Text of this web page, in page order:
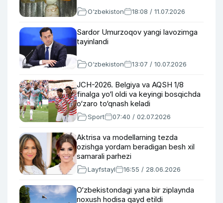
O‘zbekiston 18:08 / 11.07.2026
Sardor Umurzoqov yangi lavozimga
tayinlandi
O‘zbekiston 13:07 / 10.07.2026
JCH-2026. Belgiya va AQSH 1/8
finalga yo‘l oldi va keyingi bosqichda
o‘zaro to‘qnash keladi
Sport 07:40 / 02.07.2026
Aktrisa va modellarning tezda
ozishga yordam beradigan besh xil
samarali parhezi
Layfstayl 16:55 / 28.06.2026
O‘zbekistondagi yana bir ziplaynda
noxush hodisa qayd etildi